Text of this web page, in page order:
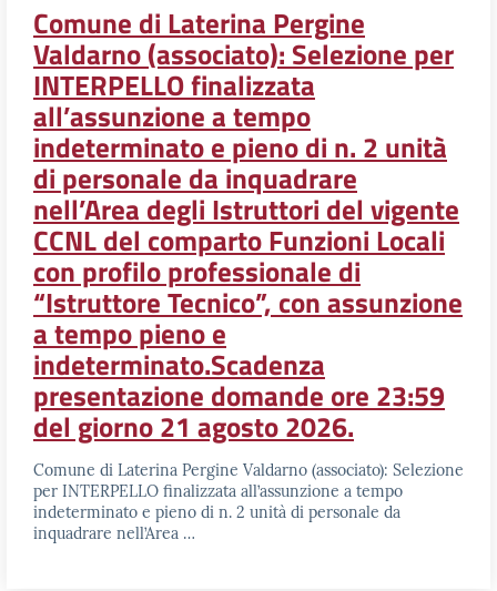
Comune di Laterina Pergine
Valdarno (associato): Selezione per
INTERPELLO finalizzata
all’assunzione a tempo
indeterminato e pieno di n. 2 unità
di personale da inquadrare
nell’Area degli Istruttori del vigente
CCNL del comparto Funzioni Locali
con profilo professionale di
“Istruttore Tecnico”, con assunzione
a tempo pieno e
indeterminato.Scadenza
presentazione domande ore 23:59
del giorno 21 agosto 2026.
Comune di Laterina Pergine Valdarno (associato): Selezione
per INTERPELLO finalizzata all’assunzione a tempo
indeterminato e pieno di n. 2 unità di personale da
inquadrare nell’Area …